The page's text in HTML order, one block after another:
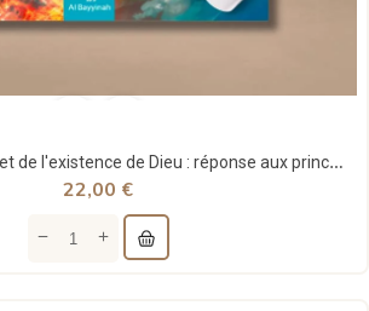
La question du mal et de l'existence de Dieu : réponse aux principales allégations des athées -...
22,00 €